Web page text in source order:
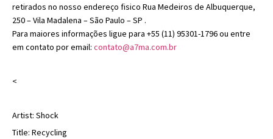
retirados no nosso endereço fisico Rua Medeiros de Albuquerque,
250 – Vila Madalena – São Paulo – SP .
Para maiores informações ligue para +55 (11) 95301-1796 ou entre
em contato por email: contato@a7ma.com.br
<
Artist: Shock
Title: Recycling